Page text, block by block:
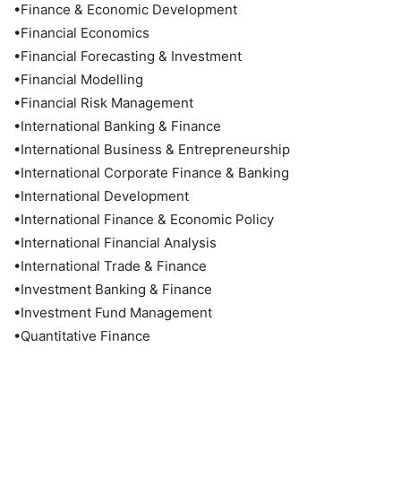
•Finance & Economic Development
•Financial Economics
•Financial Forecasting & Investment
•Financial Modelling
•Financial Risk Management
•International Banking & Finance
•International Business & Entrepreneurship
•International Corporate Finance & Banking
•International Development
•International Finance & Economic Policy
•International Financial Analysis
•International Trade & Finance
•Investment Banking & Finance
•Investment Fund Management
•Quantitative Finance